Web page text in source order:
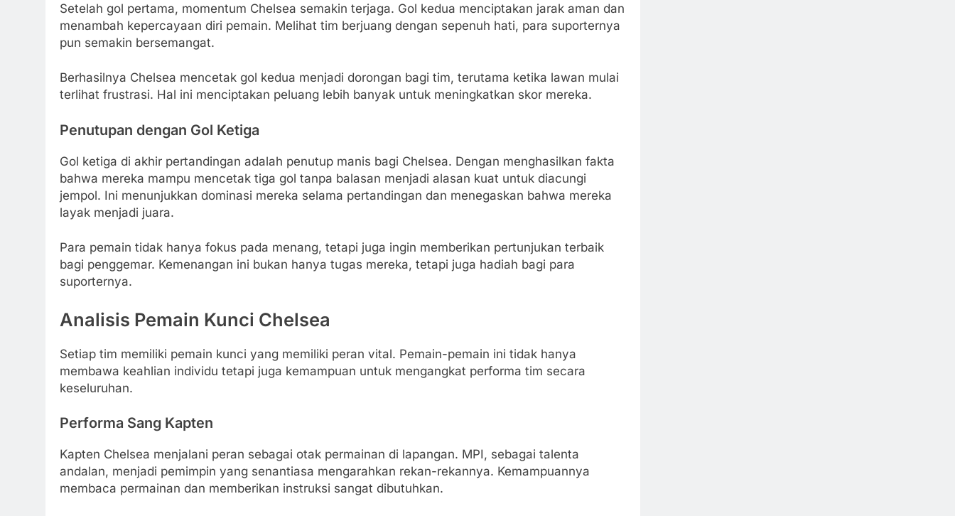
Setelah gol pertama, momentum Chelsea semakin terjaga. Gol kedua menciptakan jarak aman dan
menambah kepercayaan diri pemain. Melihat tim berjuang dengan sepenuh hati, para suporternya
pun semakin bersemangat.
Berhasilnya Chelsea mencetak gol kedua menjadi dorongan bagi tim, terutama ketika lawan mulai
terlihat frustrasi. Hal ini menciptakan peluang lebih banyak untuk meningkatkan skor mereka.
Penutupan dengan Gol Ketiga
Gol ketiga di akhir pertandingan adalah penutup manis bagi Chelsea. Dengan menghasilkan fakta
bahwa mereka mampu mencetak tiga gol tanpa balasan menjadi alasan kuat untuk diacungi
jempol. Ini menunjukkan dominasi mereka selama pertandingan dan menegaskan bahwa mereka
layak menjadi juara.
Para pemain tidak hanya fokus pada menang, tetapi juga ingin memberikan pertunjukan terbaik
bagi penggemar. Kemenangan ini bukan hanya tugas mereka, tetapi juga hadiah bagi para
suporternya.
Analisis Pemain Kunci Chelsea
Setiap tim memiliki pemain kunci yang memiliki peran vital. Pemain-pemain ini tidak hanya
membawa keahlian individu tetapi juga kemampuan untuk mengangkat performa tim secara
keseluruhan.
Performa Sang Kapten
Kapten Chelsea menjalani peran sebagai otak permainan di lapangan. MPI, sebagai talenta
andalan, menjadi pemimpin yang senantiasa mengarahkan rekan-rekannya. Kemampuannya
membaca permainan dan memberikan instruksi sangat dibutuhkan.